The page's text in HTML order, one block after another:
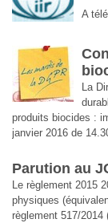
A
La
produits biocides :
janvier 2016 de
Parution au
Le règlement 2015
physiques
règlement 517/